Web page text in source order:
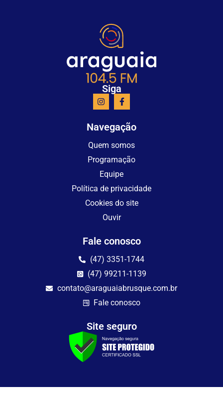
Siga
Navegação
Quem somos
Programação
Equipe
Política de privacidade
Cookies do site
Ouvir
Fale conosco
(47) 3351-1744
(47) 99211-1139
contato@araguaiabrusque.com.br
Fale conosco
Site seguro